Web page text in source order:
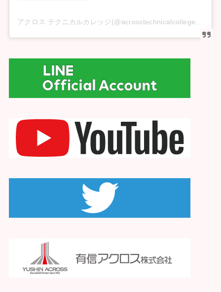
アクロス テクニカルカレッジ(@acrosstechnicalcollege)がシェアした投稿